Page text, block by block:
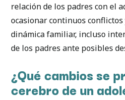
relación de los padres con el
ocasionar continuos
dinámica familiar, incluso
de los padres ante posibles
¿Qué cambios se
cerebro de un